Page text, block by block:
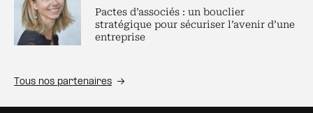
Pactes d’associés : un bouclier
stratégique pour sécuriser l’avenir d’une
entreprise
Tous nos partenaires